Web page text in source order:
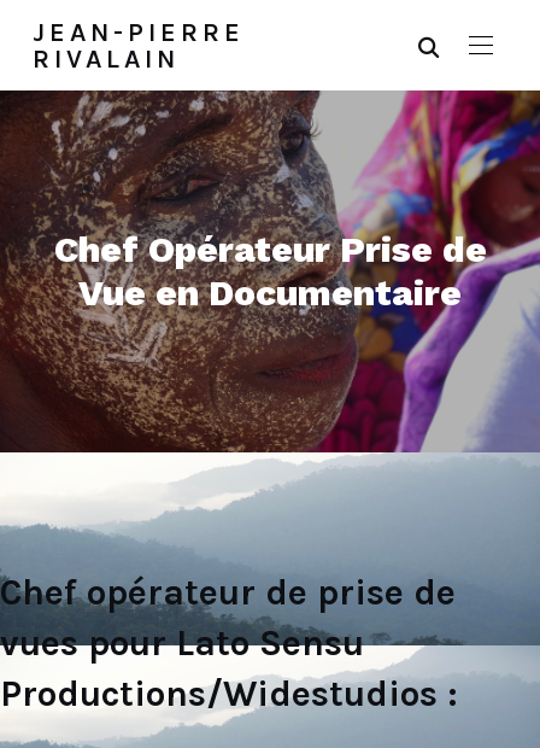
JEAN-PIERRE
RIVALAIN
Chef Opérateur Prise de
Vue en Documentaire
Chef opérateur de prise de
vues pour Lato Sensu
Productions/Widestudios :